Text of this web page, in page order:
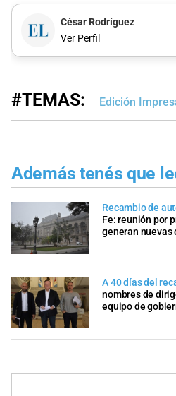
César Rodríguez
Ver Perfil
#TEMAS: Edición
Además tenés que
Recambio de
Fe: reunión por
generan nuevas
A 40 días del
nombres de
equipo de